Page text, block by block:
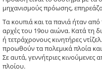
μηχανισμούς πρόωσης,
Τα κουπιά και τα πανιά ήταν
αρχές του 19ου αιώνα. Κατά τη
ή τετράχρονους κινητήρες
προωθούν τα πολεμικά πλοία
Σε αυτά, γεννήτριες κινούμενες
πλοίου.